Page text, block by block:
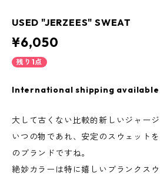
USED "JERZEES" SWEAT
¥6,050
残り1点
International shipping available
大して古くない比較的新しいジャージ
いつの物であれ、安定のスウェット
のブランドですね。
絶妙カラーは特に嬉しいブランクスウ